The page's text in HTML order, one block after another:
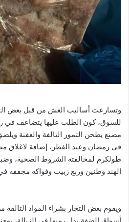
وتسارعت أساليب الغش من قبل بعض
للسوق، كون الطلب عليها يتضاعف في
مصنع يطحن التمور التالفة والعفنة
في رمضان وعيد الفطر، إضافة لاغلاق
الهند وطنين وربع زبيب وفواكه مجففه
ويقوم بعض التجار بشراء المواد